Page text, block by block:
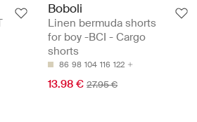
Boboli
Linen bermuda shorts
for boy -BCI - Cargo
shorts
86 98 104 116 122
13.98 € 27.95 €